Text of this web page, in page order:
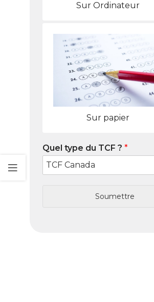
Sur Ordinateur
Sur papier
Quel type du TCF ? *
Soumettre